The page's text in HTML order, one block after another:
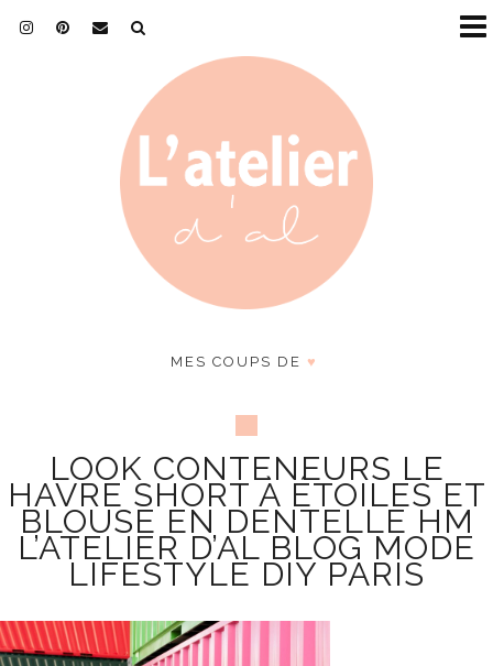
MES COUPS DE ♥
LOOK CONTENEURS LE
HAVRE SHORT À ÉTOILES ET
BLOUSE EN DENTELLE HM
L’ATELIER D’AL BLOG MODE
LIFESTYLE DIY PARIS